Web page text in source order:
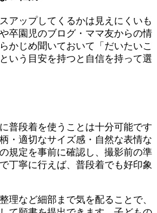
アップしてくるかは見えにくいも
卒園児のブログ・ママ友からの情
かじめ聞いておいて「だいたいこ
いう目安を持つと自信を持って選
普段着を使うことは十分可能です
・適切なサイズ感・自然な表情な
規定を事前に確認し、撮影前の準
丁寧に行えば、普段着でも好印象
理など細部まで気を配ることで、